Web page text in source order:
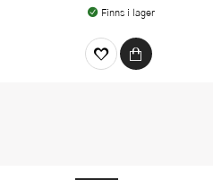
Finns i lager